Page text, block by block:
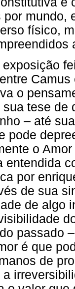
mundo,
físico,
o
tese de
– até
pode
o
entendida
por
de sua
de algo
passado
é que
de
a